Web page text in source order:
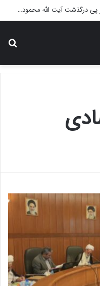
پیام تسلیت آیت الله مصباحی مقدم در پی درگذشت آیت الله محمودی گلپایگانی